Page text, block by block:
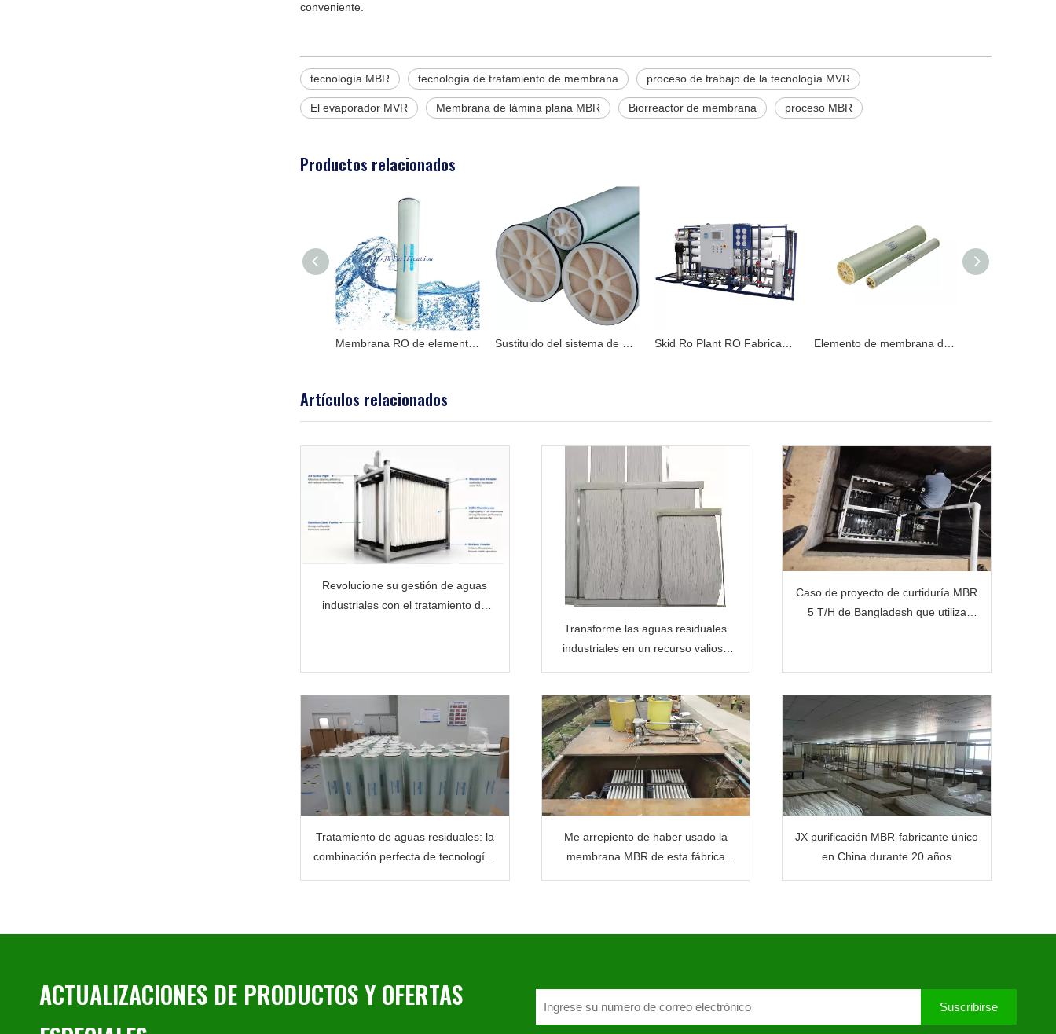
conveniente.
tecnología MBR tecnología de tratamiento de membrana proceso de trabajo de la tecnología MVR
El evaporador MVR Membrana de lámina plana MBR Biorreactor de membrana proceso MBR
Productos relacionados
Sustituido del sistema de ósmosis inversa para Toray, Hydranautics
Artículos relacionados
Revolucione su gestión de aguas
industriales con el tratamiento de
Transforme las aguas residuales
industriales en un recurso valioso
Caso de proyecto de curtiduría MBR
5 T/H de Bangladesh que utiliza
Tratamiento de aguas residuales: la
combinación perfecta de tecnologías
Me arrepiento de haber usado la
membrana MBR de esta fábrica
JX purificación MBR-fabricante único
en China durante 20 años
ACTUALIZACIONES DE PRODUCTOS Y OFERTAS
Suscribirse